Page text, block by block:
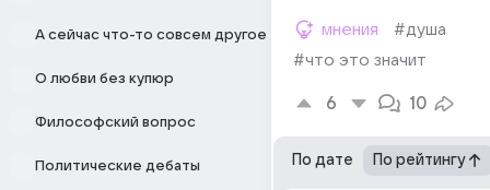
А сейчас что-то совсем другое
О любви без купюр
Философский вопрос
Политические дебаты
мнения
#душа
#что это значит
6 10
По дате По рейтингу